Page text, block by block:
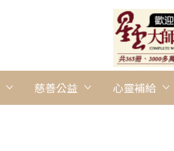
慈善公益 心靈補給